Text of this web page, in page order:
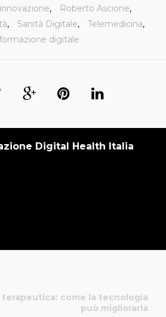
innovazione, Roberto Ascione,
, Sanità Digitale, Telemedicina,
digitale
Digital Health Italia
terapeutica: come la tecnologia
può migliorarla